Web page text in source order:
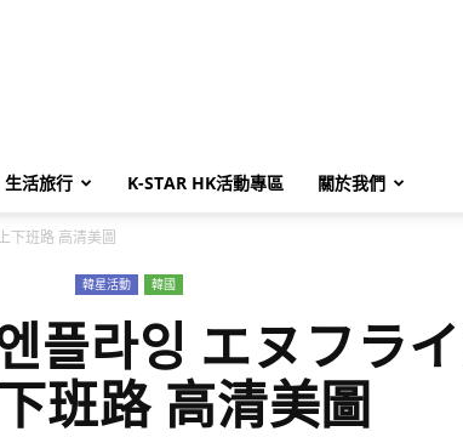
生活旅行 K-STAR HK活動專區 關於我們
下班路 高清美圖
韓星活動 韓國
플라잉 エヌフラ
班路 高清美圖